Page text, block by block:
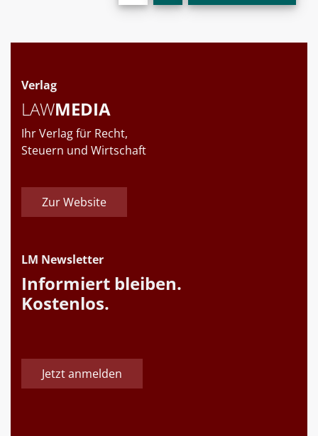
Verlag
LAWMEDIA
Ihr Verlag für Recht,
Steuern und Wirtschaft
Zur Website
LM Newsletter
Informiert bleiben.
Kostenlos.
Jetzt anmelden